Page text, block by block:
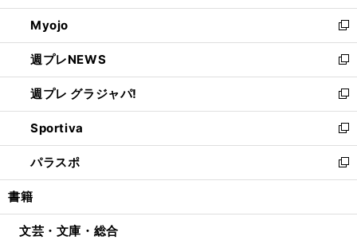
開
く
ウ
で
開
く
ン
ド
ウ
で
開
く
ウ
ィ
ン
ド
ウ
で
開
く
Myojo
新
し
い
ウ
ィ
ン
ド
ウ
で
開
週プレNEWS
新
し
い
ウ
ィ
ン
ド
ウ
開
週プレ グラジャパ!
新
し
い
ウ
ィ
ン
ウ
Sportiva
新
し
い
ウ
ン
パラスポ
新
し
ウ
書籍
文芸・文庫・総合